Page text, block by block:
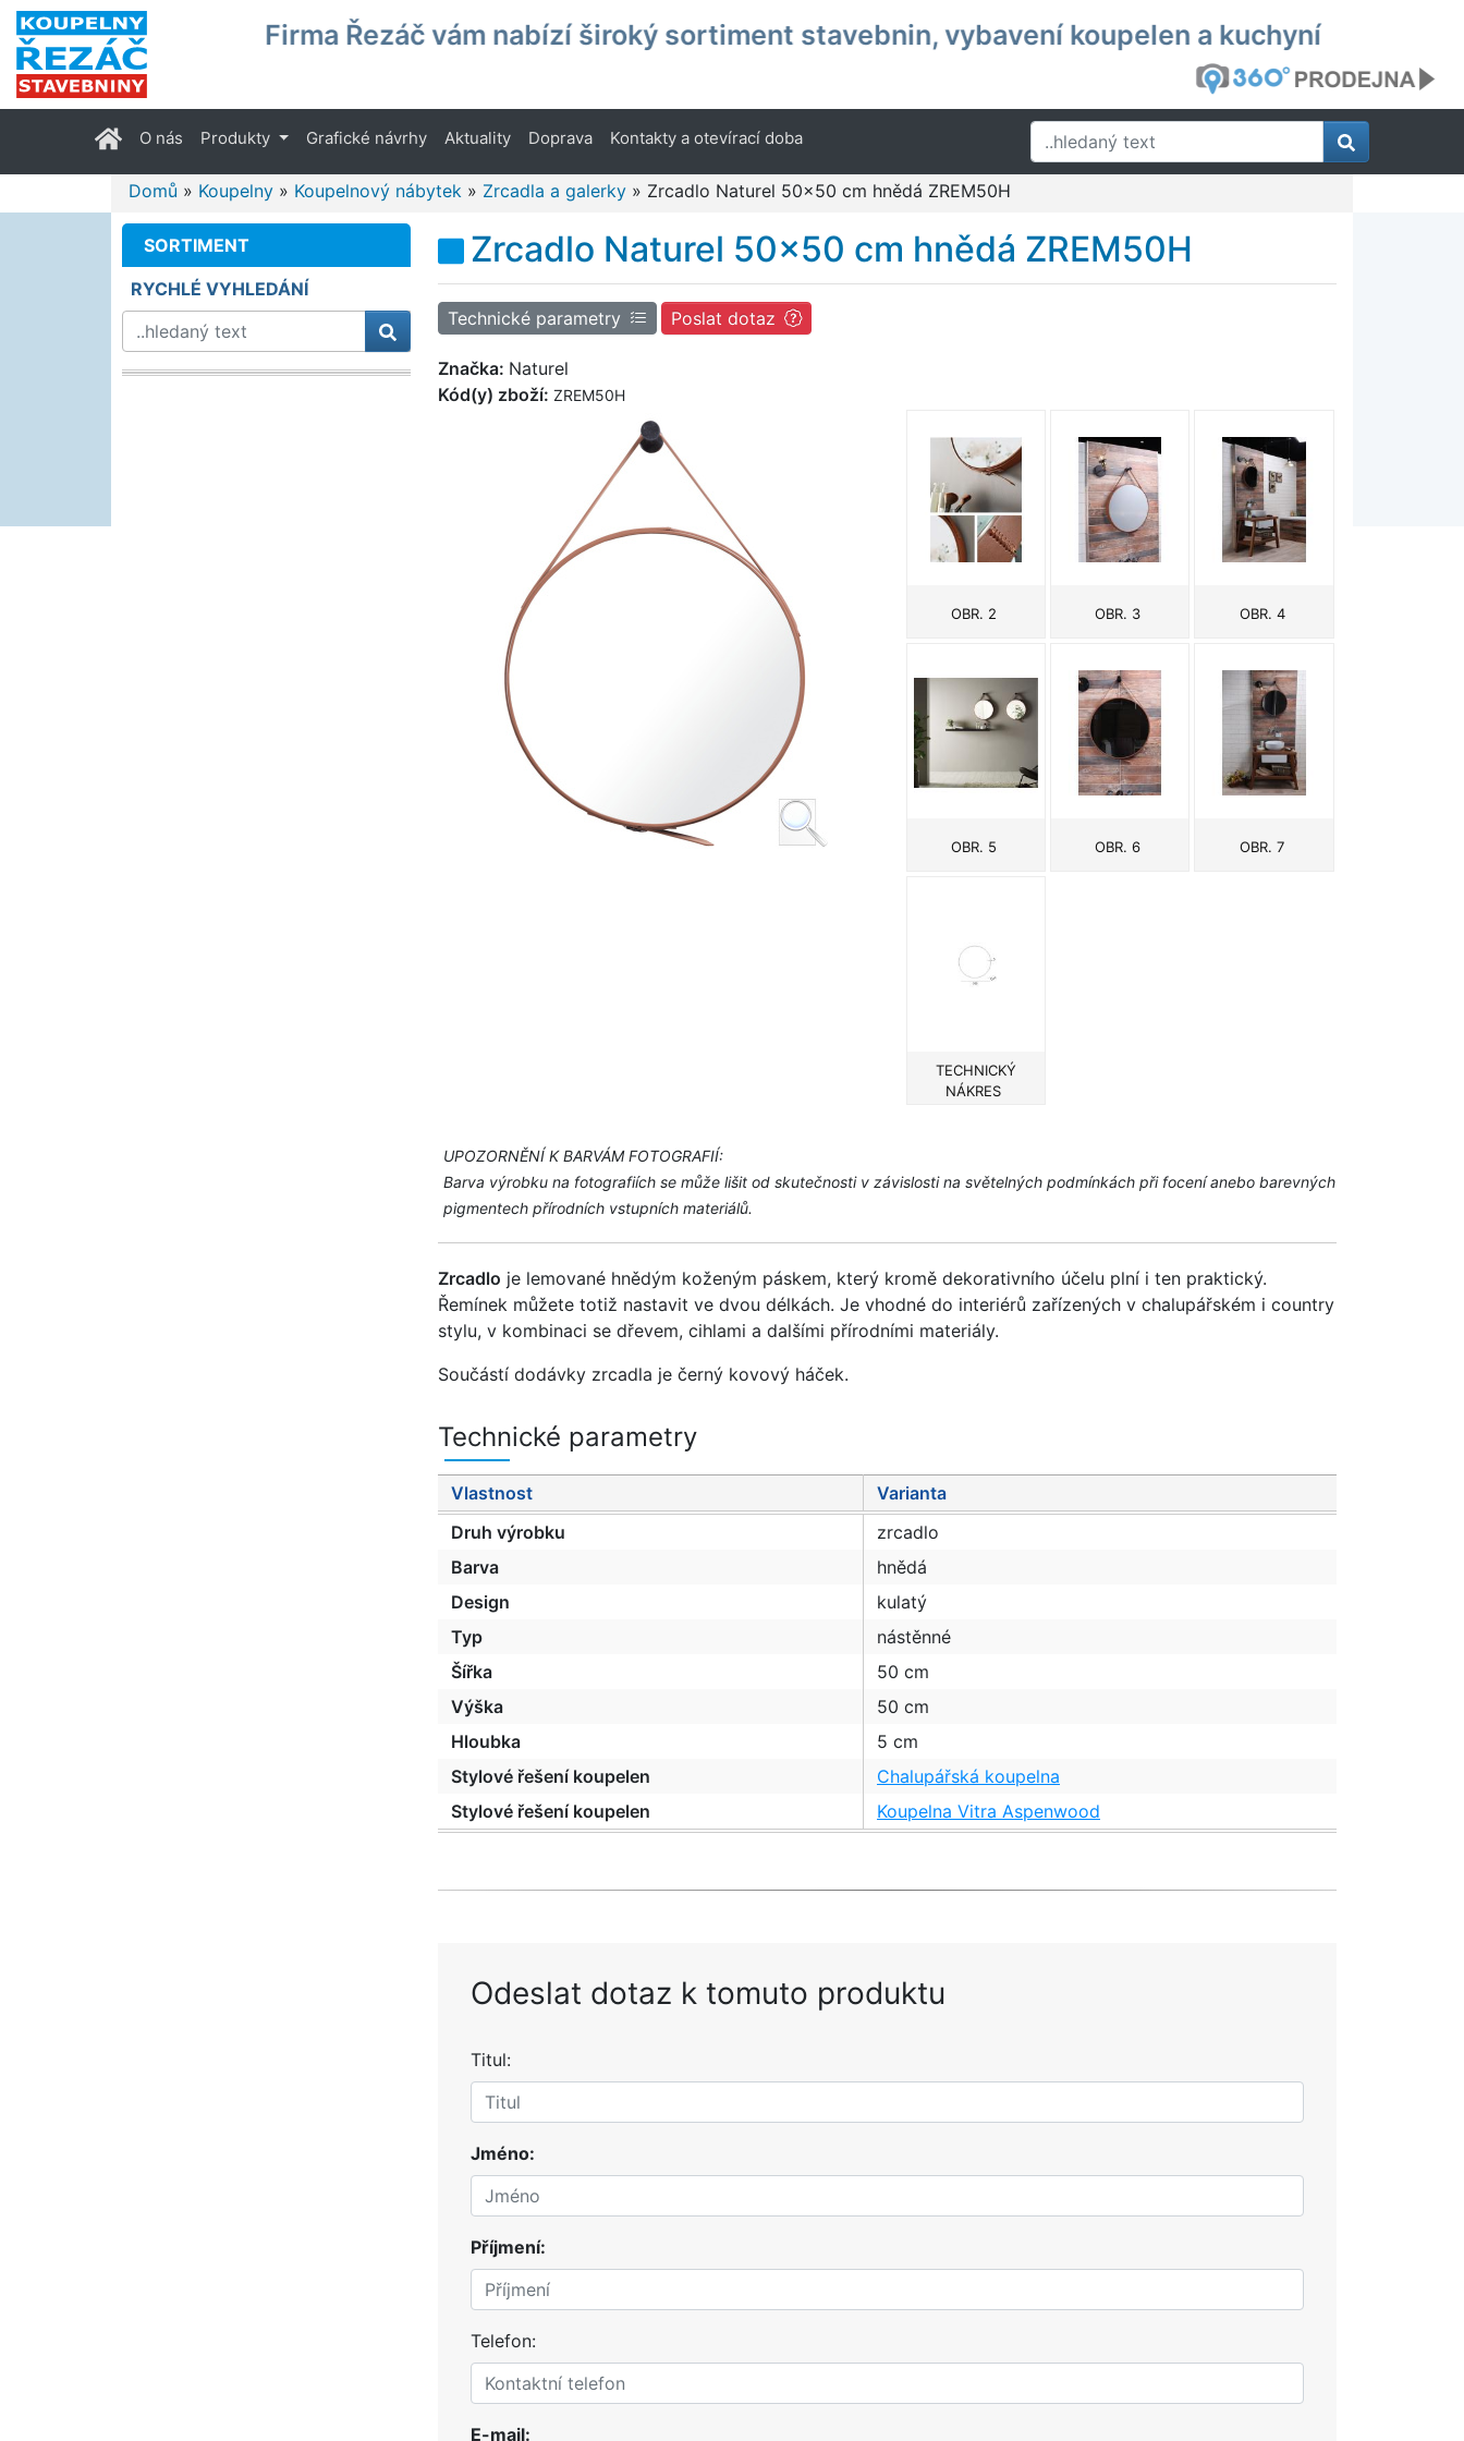
Firma Řezáč vám nabízí široký sortiment stavebnin, vybavení koupelen a kuchyní
(current)
O nás Produkty Grafické návrhy Aktuality Doprava Kontakty a otevírací doba
Domů » Koupelny » Koupelnový nábytek » Zrcadla a galerky » Zrcadlo Naturel 50x50 cm hnědá ZREM50H
Zrcadlo Naturel 50x50 cm hnědá ZREM50H
Technické parametry Poslat dotaz
Značka: Naturel
Kód(y) zboží: ZREM50H
OBR. 2 OBR. 3 OBR. 4
OBR. 5 OBR. 6 OBR. 7
TECHNICKÝ
NÁKRES
UPOZORNĚNÍ K BARVÁM FOTOGRAFIÍ:
Barva výrobku na fotografiích se může lišit od skutečnosti v závislosti na světelných podmínkách při focení anebo barevných
pigmentech přírodních vstupních materiálů.
Zrcadlo je lemované hnědým koženým páskem, který kromě dekorativního účelu plní i ten praktický.
Řemínek můžete totiž nastavit ve dvou délkách. Je vhodné do interiérů zařízených v chalupářském i country
stylu, v kombinaci se dřevem, cihlami a dalšími přírodními materiály.
Součástí dodávky zrcadla je černý kovový háček.
Technické parametry
Vlastnost
Varianta
Druh výrobku
zrcadlo
Barva
hnědá
Design
kulatý
Typ
nástěnné
Šířka
50 cm
Výška
50 cm
Hloubka
5 cm
Stylové řešení koupelen
Chalupářská koupelna
Stylové řešení koupelen
Koupelna Vitra Aspenwood
Odeslat dotaz k tomuto produktu
Titul:
Jméno:
Příjmení:
Telefon:
E-mail:
SORTIMENT
RYCHLÉ VYHLEDÁNÍ